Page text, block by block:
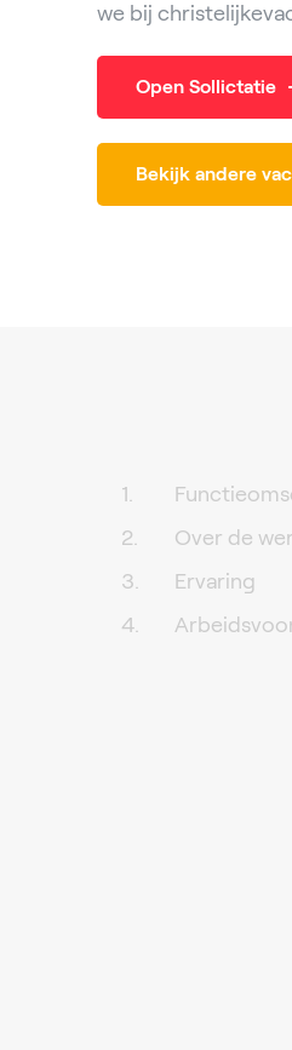
we bij
Open Sollictatie
Bekijk andere
Over de
Ervaring